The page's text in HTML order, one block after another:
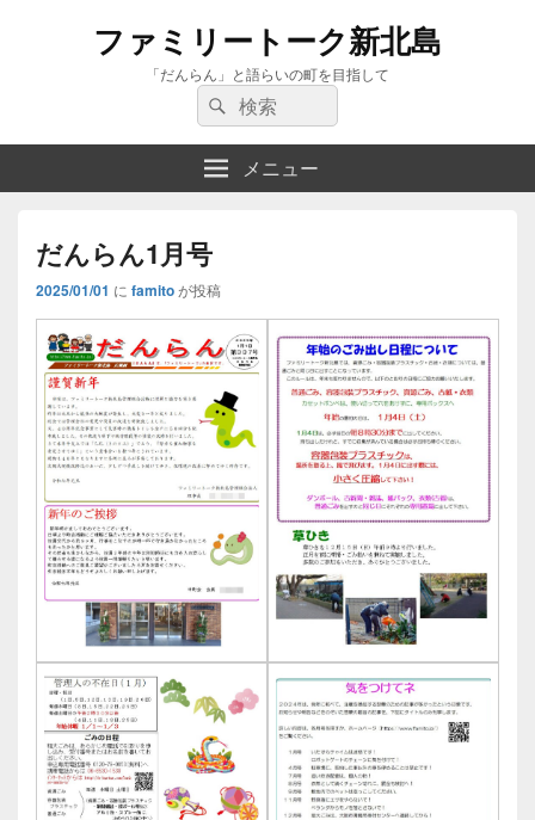
ファミリートーク新北島
「だんらん」と語らいの町を目指して
検
索:
検
索
メニュー
だんらん1月号
2025/01/01 に famitoが投稿